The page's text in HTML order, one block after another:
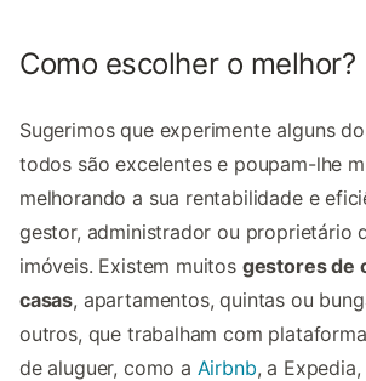
Como escolher o melhor?
Sugerimos que experimente alguns
todos são excelentes e poupam-lhe
melhorando a sua rentabilidade e
gestor, administrador ou proprietário
imóveis. Existem muitos gestores de
casas, apartamentos, quintas ou
outros, que trabalham com
de aluguer, como a Airbnb, a